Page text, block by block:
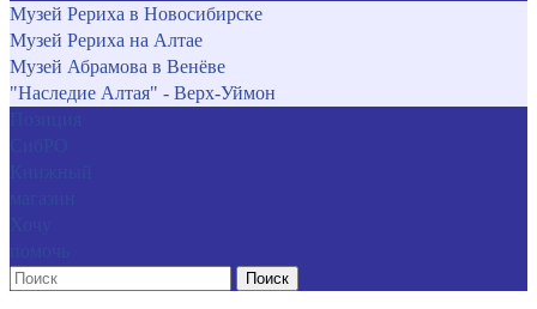
Музей Рериха в Новосибирске
Музей Рериха на Алтае
Музей Абрамова в Венёве
"Наследие Алтая" - Верх-Уймон
Поиск